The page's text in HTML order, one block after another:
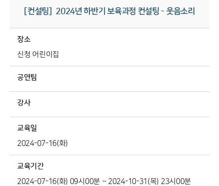
[컨설팅] 2024년 하반기 보육과정 컨설팅 - 웃음소리
장소
신청 어린이집
공연팀
강사
교육일
2024-07-16(화)
교육기간
2024-07-16(화) 09시00분 ~ 2024-10-31(목) 23시00분